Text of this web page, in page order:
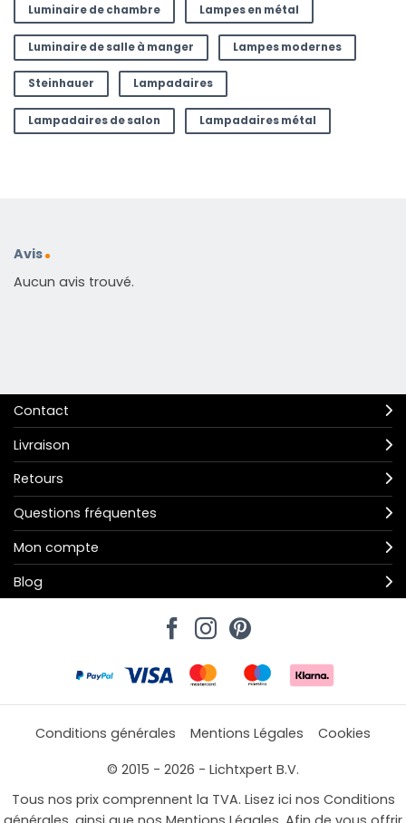
Luminaire de chambre Lampes en métal
Luminaire de salle à manger Lampes modernes
Steinhauer Lampadaires
Lampadaires de salon Lampadaires métal
Avis
Aucun avis trouvé.
Contact
Livraison
Retours
Questions fréquentes
Mon compte
Blog
Conditions générales Mentions Légales
Cookies
© 2015 - 2026 - Lichtxpert B.V.
Tous nos prix comprennent la TVA. Lisez ici nos Conditions